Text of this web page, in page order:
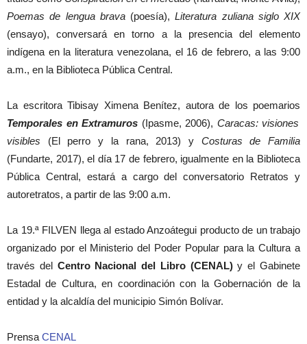
Poemas de lengua brava(poesía),Literatura zuliana siglo XIX
(ensayo), conversará en torno a la presencia del elemento
indígena en la literatura venezolana, el 16 de febrero, a las 9:00
a.m., en la Biblioteca Pública Central.
La escritora Tibisay Ximena Benítez, autora de los poemarios
Temporales en Extramuros (Ipasme, 2006), Caracas: visiones
visibles (El perro y la rana, 2013) y Costuras de Familia
(Fundarte, 2017), el día 17 de febrero, igualmente en la Biblioteca
Pública Central, estará a cargo del conversatorio Retratos y
autoretratos, a partir de las 9:00 a.m.
La 19.ª FILVEN llega al estado Anzoátegui producto de un trabajo
organizado por el Ministerio del Poder Popular para la Cultura a
través del Centro Nacional del Libro (CENAL)y el Gabinete
Estadal de Cultura, en coordinación con la Gobernación de la
entidad y la alcaldía del municipio Simón Bolívar.
Prensa CENAL